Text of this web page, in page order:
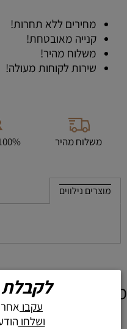
מחירים ללא תחרות!
קנייה מאובטחת!
משלוח מהיר!
שירות לקוחות מעולה!
משלוח מהיר 100%
מוצרים נילווים
מוצרים דומיםלקבלת
עקבו
ושלחו